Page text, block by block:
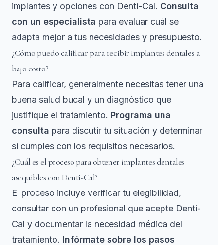
implantes y opciones con Denti-Cal. Consulta
con un especialista para evaluar cuál se
adapta mejor a tus necesidades y presupuesto.
¿Cómo puedo calificar para recibir implantes dentales a
bajo costo?
Para calificar, generalmente necesitas tener una
buena salud bucal y un diagnóstico que
justifique el tratamiento. Programa una
consulta para discutir tu situación y determinar
si cumples con los requisitos necesarios.
¿Cuál es el proceso para obtener implantes dentales
asequibles con Denti-Cal?
El proceso incluye verificar tu elegibilidad,
consultar con un profesional que acepte Denti-
Cal y documentar la necesidad médica del
tratamiento. Infórmate sobre los pasos